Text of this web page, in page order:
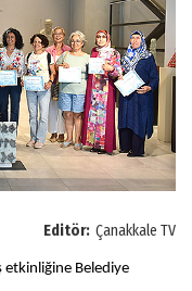
Editör: Çanakkale TV
etkinliğine Belediye